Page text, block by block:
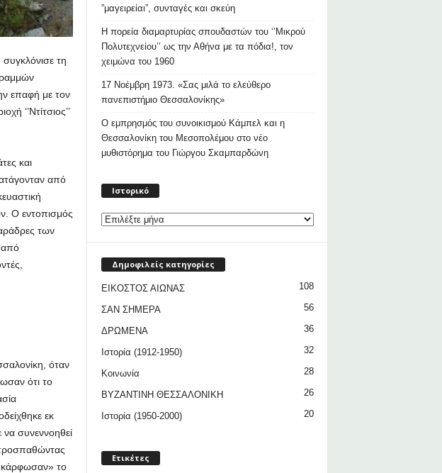
τη
επαφή με τον
‘’Ντίτσιος’’
και
από
Ο εντοπισμός
των
από
όταν
ότι το
εκ
συνεννοηθεί
το
”μαγειρείαι”, συνταγές και σκεύη
Η πορεία διαμαρτυρίας σπουδαστών του ‘’Μικρού
Πολυτεχνείου’’ ως την Αθήνα με τα πόδια!, τον
χειμώνα του 1960
17 Νοέμβρη 1973. «Σας μιλά το ελεύθερο
πανεπιστήμιο Θεσσαλονίκης»
Ο εμπρησμός του συνοικισμού Κάμπελ και η
Θεσσαλονίκη του Μεσοπολέμου στο νέο
μυθιστόρημα του Γιώργου Σκαμπαρδώνη
Ιστορικό
Δημοφιλείς κατηγορίες
ΕΙΚΟΣΤΟΣ ΑΙΩΝΑΣ 108
ΣΑΝ ΣΗΜΕΡΑ 56
ΔΡΩΜΕΝΑ 36
Ιστορία (1912-1950) 32
Κοινωνία 28
ΒΥΖΑΝΤΙΝΗ ΘΕΣΣΑΛΟΝΙΚΗ 26
Ιστορία (1950-2000) 20
Ετικέτες